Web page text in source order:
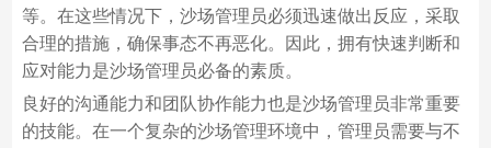
等。在这些情况下，沙场管理员必须迅速做出反应，采取
合理的措施，确保事态不再恶化。因此，拥有快速判断和
应对能力是沙场管理员必备的素质。
良好的沟通能力和团队协作能力也是沙场管理员非常重要
的技能。在一个复杂的沙场管理环境中，管理员需要与不